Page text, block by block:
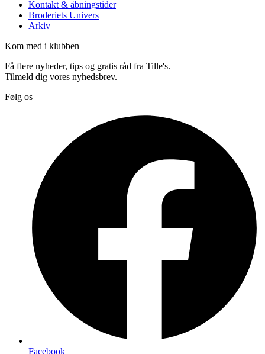
Kontakt & åbningstider
Broderiets Univers
Arkiv
Kom med i klubben
Få flere nyheder, tips og gratis råd fra Tille's.
Tilmeld dig vores nyhedsbrev.
Følg os
Facebook